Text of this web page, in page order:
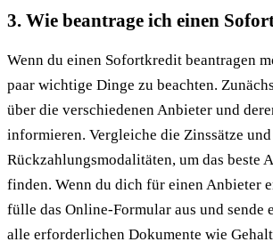
3. Wie beantrage ich einen
Wenn du einen Sofortkredit beantragen
paar wichtige Dinge zu beachten.
über die verschiedenen Anbieter und
informieren. Vergleiche die Zinssätze
Rückzahlungsmodalitäten, um das beste
finden. Wenn du dich für einen Anbieter
fülle das Online-Formular aus und sende
alle erforderlichen Dokumente wie